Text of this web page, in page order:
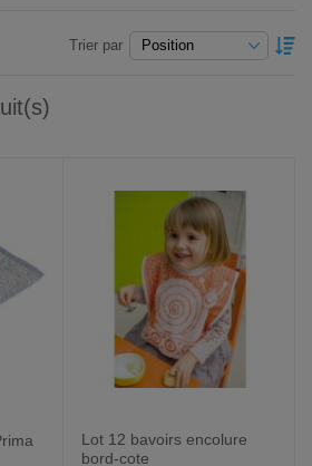
Trier par
Lot 12 bavoirs encolure
bord-cote